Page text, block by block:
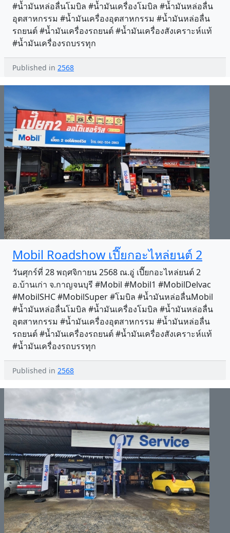
#น้ำมันหล่อลื่นโมบิล #น้ำมันเครื่องโมบิล #น้ำมันหล่อลื่น
อุตสาหกรรม #น้ำมันเครื่องอุตสาหกรรม #น้ำมันหล่อลื่น
รถยนต์ #น้ำมันเครื่องรถยนต์ #น้ำมันเครื่องสังเคราะห์แท้
#น้ำมันเครื่องรถบรรทุก
Published in 2568
Mobil Roadshow เปี๊ยกอะไหล่ยนต์ 2
วันศุกร์ที่ 28 พฤศจิกายน 2568 ณ.อู่ เปี๊ยกอะไหล่ยนต์ 2
อ.บ้านเก่า จ.กาญจนบุรี #Mobil #Mobil1 #MobilDelvac
#MobilSHC #MobilSuper #โมบิล #น้ำมันหล่อลื่นMobil
#น้ำมันหล่อลื่นโมบิล #น้ำมันเครื่องโมบิล #น้ำมันหล่อลื่น
อุตสาหกรรม #น้ำมันเครื่องอุตสาหกรรม #น้ำมันหล่อลื่น
รถยนต์ #น้ำมันเครื่องรถยนต์ #น้ำมันเครื่องสังเคราะห์แท้
#น้ำมันเครื่องรถบรรทุก
Published in 2568